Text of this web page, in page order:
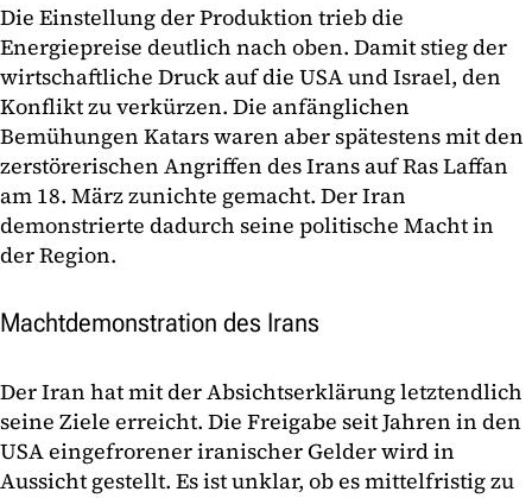
Die Einstellung der Produktion trieb die
Energiepreise deutlich nach oben. Damit stieg der
wirtschaftliche Druck auf die USA und Israel, den
Konflikt zu verkürzen. Die anfänglichen
Bemühungen Katars waren aber spätestens mit den
zerstörerischen Angriffen des Irans auf Ras Laffan
am 18. März zunichte gemacht. Der Iran
demonstrierte dadurch seine politische Macht in
der Region.
Machtdemonstration des Irans
Der Iran hat mit der Absichtserklärung letztendlich
seine Ziele erreicht. Die Freigabe seit Jahren in den
USA eingefrorener iranischer Gelder wird in
Aussicht gestellt. Es ist unklar, ob es mittelfristig zu